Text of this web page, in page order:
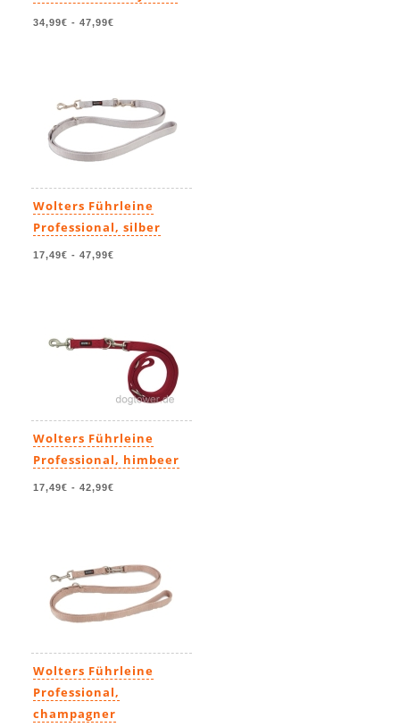
34,99€ - 47,99€
Wolters Führleine
Professional, silber
17,49€ - 47,99€
Wolters Führleine
Professional, himbeer
17,49€ - 42,99€
Wolters Führleine
Professional,
champagner